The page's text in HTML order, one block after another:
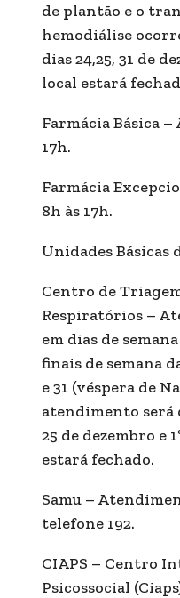
de plantão e o
hemodiálise
dias 24,25, 31 de
local estará
Farmácia Básica
17h.
Farmácia
8h às 17h.
Unidades Básicas
Centro de
Respiratórios –
em dias de
finais de semana
e 31 (véspera de
atendimento será
25 de dezembro e
estará fechado.
Samu –
telefone 192.
CIAPS – Centro
Psicossocial